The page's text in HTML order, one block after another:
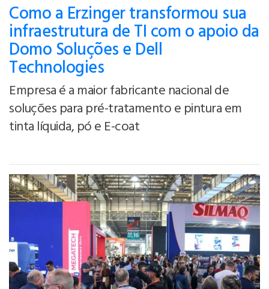
Como a Erzinger transformou sua
infraestrutura de TI com o apoio da
Domo Soluções e Dell
Technologies
Empresa é a maior fabricante nacional de
soluções para pré-tratamento e pintura em
tinta líquida, pó e E-coat